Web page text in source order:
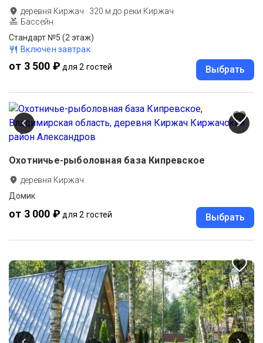
деревня Киржач · 320 м до реки Киржач
Бассейн
Стандарт №5 (2 этаж)
Включен завтрак
от 3 500 ₽ для 2 гостей Выбрать
Охотничье-рыболовная база Кипревское
деревня Киржач
Домик
от 3 000 ₽ для 2 гостей Выбрать